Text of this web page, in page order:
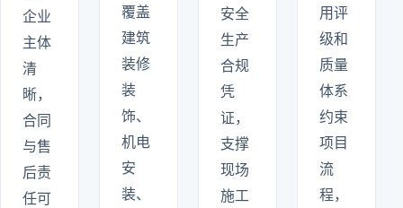
企业
主体
清
晰，
合同
与售
后责
任可
覆盖
建筑
装修
装
饰、
机电
安
装、
安全
生产
合规
凭
证，
支撑
现场
施工
用评
级和
质量
体系
约束
项目
流
程，